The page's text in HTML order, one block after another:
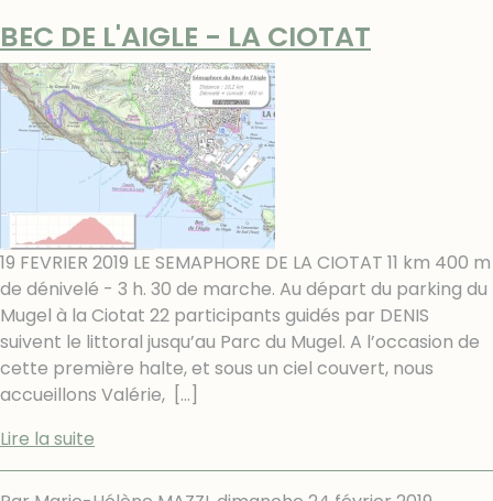
BEC DE L'AIGLE - LA CIOTAT
19 FEVRIER 2019 LE SEMAPHORE DE LA CIOTAT 11 km 400 m
de dénivelé - 3 h. 30 de marche. Au départ du parking du
Mugel à la Ciotat 22 participants guidés par DENIS
suivent le littoral jusqu’au Parc du Mugel. A l’occasion de
cette première halte, et sous un ciel couvert, nous
accueillons Valérie,
[…]
Lire la suite